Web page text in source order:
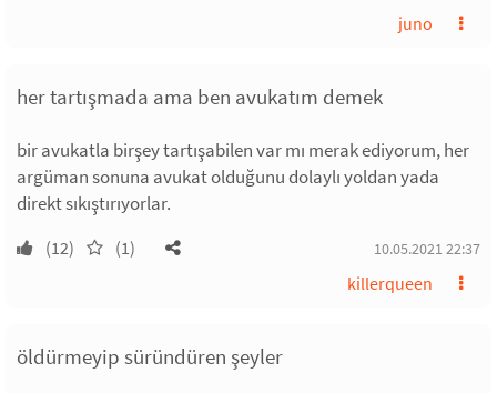
juno
her tartışmada ama ben avukatım demek
bir avukatla birşey tartışabilen var mı merak ediyorum, her
argüman sonuna avukat olduğunu dolaylı yoldan yada
direkt sıkıştırıyorlar.
(12) (1) 10.05.2021 22:37
killerqueen
öldürmeyip süründüren şeyler